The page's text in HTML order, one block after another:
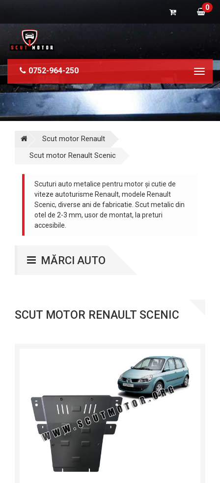
0
0752-964-250
Scut motor Renault
Scut motor Renault Scenic
Scuturi auto metalice pentru motor și cutie de
viteze autoturisme Renault, modele Renault
Scenic, diverse ani de fabricatie. Scut metalic din
otel de 2-3 mm, usor de montat, la preturi
accesibile.
MĂRCI AUTO
SCUT MOTOR RENAULT SCENIC